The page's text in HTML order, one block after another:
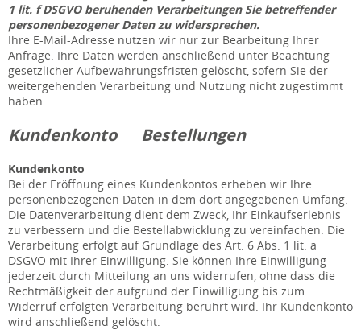
1 lit. f DSGVO beruhenden Verarbeitungen Sie betreffender
personenbezogener Daten zu widersprechen.
Ihre E-Mail-Adresse nutzen wir nur zur Bearbeitung Ihrer
Anfrage. Ihre Daten werden anschließend unter Beachtung
gesetzlicher Aufbewahrungsfristen gelöscht, sofern Sie der
weitergehenden Verarbeitung und Nutzung nicht zugestimmt
haben.
Kundenkonto Bestellungen
Kundenkonto
Bei der Eröffnung eines Kundenkontos erheben wir Ihre
personenbezogenen Daten in dem dort angegebenen Umfang.
Die Datenverarbeitung dient dem Zweck, Ihr Einkaufserlebnis
zu verbessern und die Bestellabwicklung zu vereinfachen. Die
Verarbeitung erfolgt auf Grundlage des Art. 6 Abs. 1 lit. a
DSGVO mit Ihrer Einwilligung. Sie können Ihre Einwilligung
jederzeit durch Mitteilung an uns widerrufen, ohne dass die
Rechtmäßigkeit der aufgrund der Einwilligung bis zum
Widerruf erfolgten Verarbeitung berührt wird. Ihr Kundenkonto
wird anschließend gelöscht.